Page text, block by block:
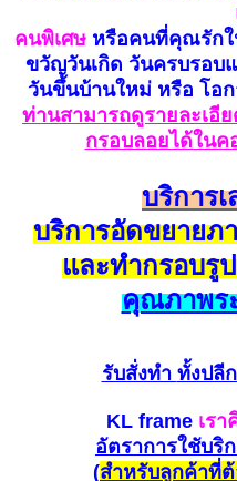
คนพิเศษ หรือคนที่คุณรักใ
ขวัญวันเกิด วันครบรอบ
วันขึ้นบ้านใหม่ หรือ โอก
ท่านสามารถดูรายละเอี
กรอบลอยได้ใน
บริการ
บริการอัดขยายภ
และทำกรอบรู
คุณภาพร
รับสั่งทำ ทั้งปลี
KL frame เร
อัตราการใชับริ
(สำหรับลูกค้าที่ต้